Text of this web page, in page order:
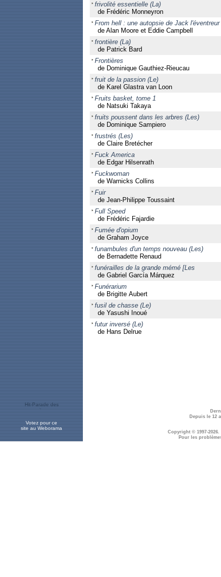
frivolité essentielle (La)
de Frédéric Monneyron
From hell : une autopsie de Jack l'éventreur
de Alan Moore et Eddie Campbell
frontière (La)
de Patrick Bard
Frontières
de Dominique Gauthiez-Rieucau
fruit de la passion (Le)
de Karel Glastra van Loon
Fruits basket, tome 1
de Natsuki Takaya
fruits poussent dans les arbres (Les)
de Dominique Sampiero
frustrés (Les)
de Claire Bretécher
Fuck America
de Edgar Hilsenrath
Fuckwoman
de Warnicks Collins
Fuir
de Jean-Philippe Toussaint
Full Speed
de Frédéric Fajardie
Fumée d'opium
de Graham Joyce
funambules d'un temps nouveau (Les)
de Bernadette Renaud
funérailles de la grande mémé [Les
de Gabriel García Márquez
Funérarium
de Brigitte Aubert
fusil de chasse (Le)
de Yasushi Inoué
futur inversé (Le)
de Hans Delrue
Votez pour ce
site au Weborama
Depuis le 12
Copyright © 1997-2026.
Pour les